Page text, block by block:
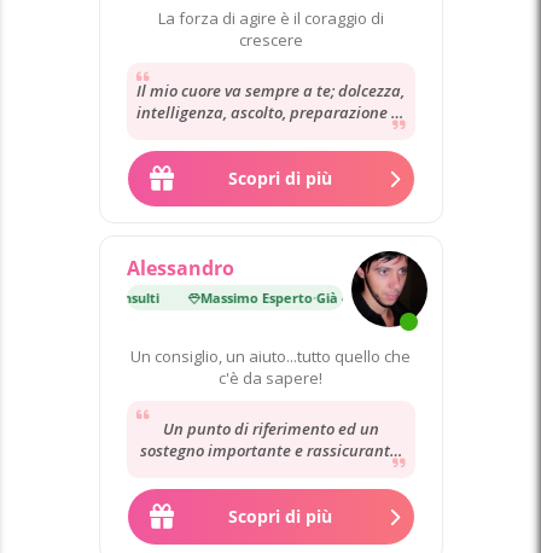
La forza di agire è il coraggio di
crescere
Il mio cuore va sempre a te; dolcezza,
intelligenza, ascolto, preparazione in
un unica persona! Inoltre il suono...
Scopri di più
Alessandro
Già 40 000 consulti Massimo Esperto·Già 40 000 consulti
Un consiglio, un aiuto...tutto quello che
c'è da sapere!
Un punto di riferimento ed un
sostegno importante e rassicurante.
Un immenso grazie per la pazienza
la gentilezza...
Scopri di più